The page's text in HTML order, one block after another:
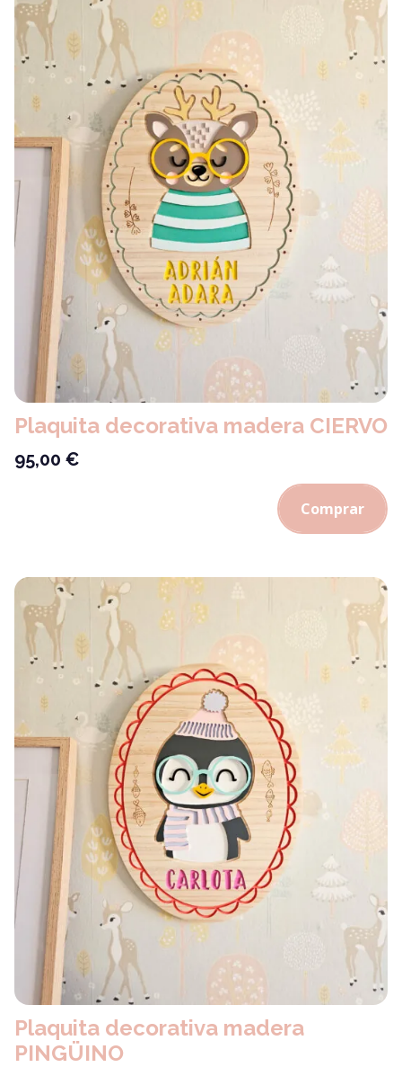
Plaquita decorativa madera CIERVO
95,00 €
Comprar
Plaquita decorativa madera
PINGÜINO